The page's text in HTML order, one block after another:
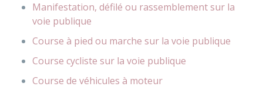
Manifestation, défilé ou rassemblement sur la
voie publique
Course à pied ou marche sur la voie publique
Course cycliste sur la voie publique
Course de véhicules à moteur